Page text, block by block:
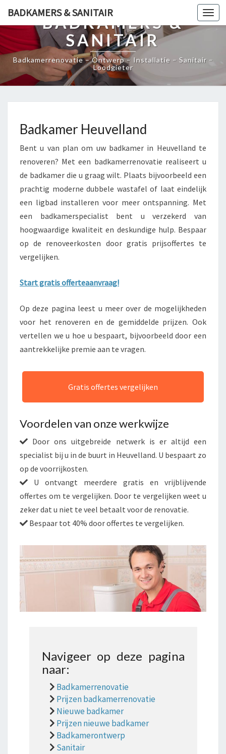
BADKAMERS & SANITAIR
BADKAMERS &
SANITAIR
Badkamerrenovatie – Ontwerp – Installatie – Sanitair –
Loodgieter
Badkamer Heuvelland
Bent u van plan om uw badkamer in Heuvelland te
renoveren? Met een badkamerrenovatie realiseert u
de badkamer die u graag wilt. Plaats bijvoorbeeld een
prachtig moderne dubbele wastafel of laat eindelijk
een ligbad installeren voor meer ontspanning. Met
een badkamerspecialist bent u verzekerd van
hoogwaardige kwaliteit en deskundige hulp. Bespaar
op de renoveerkosten door gratis prijsoffertes te
vergelijken.
Start gratis offerteaanvraag!
Op deze pagina leest u meer over de mogelijkheden
voor het renoveren en de gemiddelde prijzen. Ook
vertellen we u hoe u bespaart, bijvoorbeeld door een
aantrekkelijke premie aan te vragen.
Gratis offertes vergelijken
Voordelen van onze werkwijze
Door ons uitgebreide netwerk is er altijd een
specialist bij u in de buurt in Heuvelland. U bespaart zo
op de voorrijkosten.
U ontvangt meerdere gratis en vrijblijvende
offertes om te vergelijken. Door te vergelijken weet u
zeker dat u niet te veel betaalt voor de renovatie.
Bespaar tot 40% door offertes te vergelijken.
Navigeer op deze pagina
naar:
Badkamerrenovatie
Prijzen badkamerrenovatie
Nieuwe badkamer
Prijzen nieuwe badkamer
Badkamerontwerp
Sanitair